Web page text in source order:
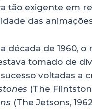
tão exigente em
das
década de 1960, o
tomado de
voltadas a
(The
(The Jetsons,